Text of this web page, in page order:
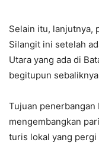
Selain itu, lanjutnya,
Silangit ini setelah
Utara yang ada di
begitupun
Tujuan
mengembangkan
turis lokal yang pergi